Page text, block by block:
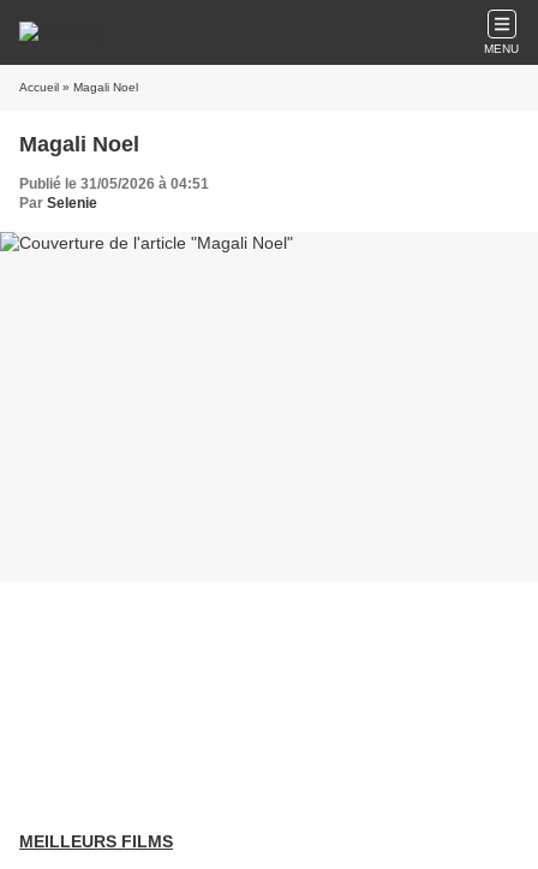
MENU
Accueil » Magali Noel
Magali Noel
Publié le 31/05/2026 à 04:51
Par Selenie
MEILLEURS FILMS